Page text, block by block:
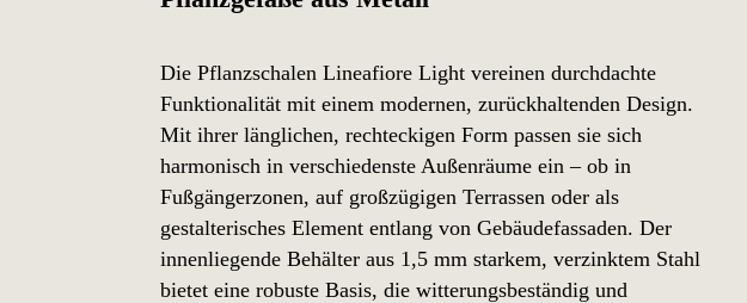
Die Pflanzschalen Lineafiore Light vereinen durchdachte
Funktionalität mit einem modernen, zurückhaltenden Design.
Mit ihrer länglichen, rechteckigen Form passen sie sich
harmonisch in verschiedenste Außenräume ein – ob in
Fußgängerzonen, auf großzügigen Terrassen oder als
gestalterisches Element entlang von Gebäudefassaden. Der
innenliegende Behälter aus 1,5 mm starkem, verzinktem Stahl
bietet eine robuste Basis, die witterungsbeständig und